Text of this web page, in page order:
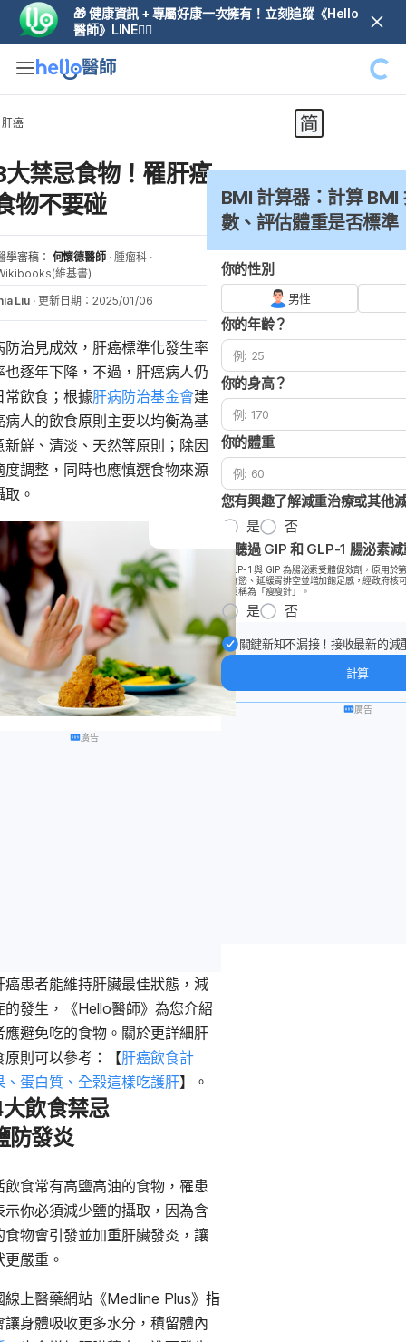
🎁 健康資訊 + 專屬好康一次擁有！立刻追蹤《Hello
醫師》LINE👆🏼
肝癌
禁忌食物！罹肝癌
物不要碰
學審稿： 何懷德醫師 · 腫瘤科 ·
維基書)
Liu · 更新日期：2025/01/06
防治見成效，肝癌標準化發生率
也逐年下降，不過，肝癌病人仍
常飲食；根據肝病防治基金會建
病人的飲食原則主要以均衡為基
新鮮、清淡、天然等原則；除因
度調整，同時也應慎選食物來源
。
廣告
癌患者能維持肝臟最佳狀態，減
的發生，《Hello醫師》為您介紹
應避免吃的食物。關於更詳細肝
原則可以參考：【肝癌飲食計
、蛋白質、全榖這樣吃護肝】。
飲食禁忌
防發炎
飲食常有高鹽高油的食物，罹患
示你必須減少鹽的攝取，因為含
食物會引發並加重肝臟發炎，讓
嚴重。
線上醫藥網站《Medline Plus》指
讓身體吸收更多水分，積留體內
BMI 計算器：計算 BMI
數、評估體重是否標準
你的性別
男性
你的年齡？
你的身高？
你的體重
您有興趣了解減重治療或其他
是
否
您聽過 GIP 和 GLP-1 腸泌素
*GLP-1 與 GIP 為腸泌素受體促效劑，原用於
制食慾、延緩胃排空並增加飽足感，經政府核
間慣稱為「瘦瘦針」。
是 否
關鍵新知不漏接！接收最新的減
計算
廣告